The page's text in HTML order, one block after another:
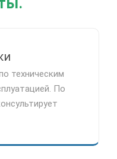
техническим
По